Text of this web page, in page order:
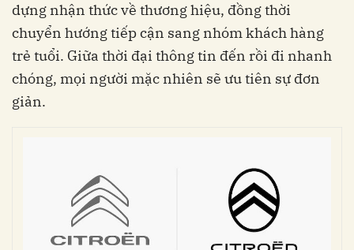
dựng nhận thức về thương hiệu, đồng thời
chuyển hướng tiếp cận sang nhóm khách hàng
trẻ tuổi. Giữa thời đại thông tin đến rồi đi nhanh
chóng, mọi người mặc nhiên sẽ ưu tiên sự đơn
giản.